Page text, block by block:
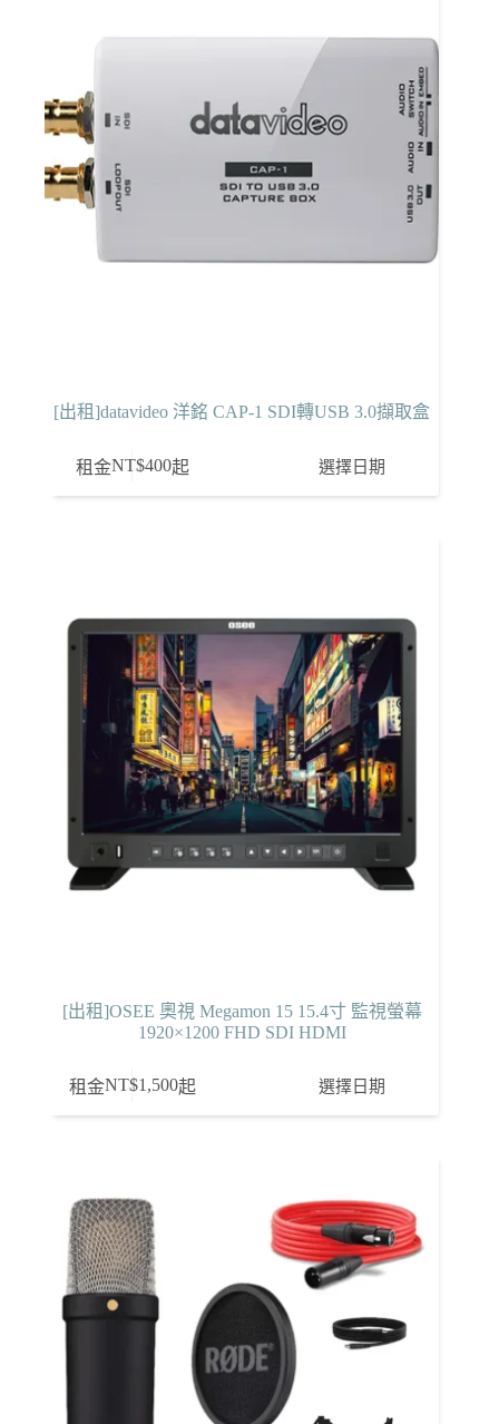
[出租]datavideo 洋銘 CAP-1 SDI轉USB 3.0擷取盒
租金NT$400起 選擇日期
[出租]OSEE 奧視 Megamon 15 15.4寸 監視螢幕
1920×1200 FHD SDI HDMI
租金NT$1,500起 選擇日期